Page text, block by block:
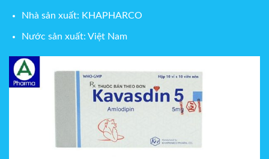
Nhà sản xuất: KHAPHARCO
Nước sản xuất: Việt Nam